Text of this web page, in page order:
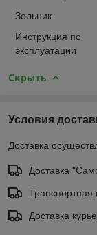
Зольник
Инструкция по
эксплуатации
Скрыть
Условия
Доставка
Доставка
Транспортная
Доставка